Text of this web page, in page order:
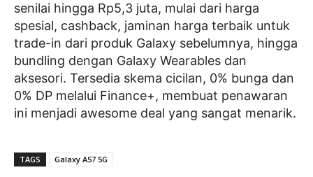
senilai hingga Rp5,3 juta, mulai dari harga
spesial, cashback, jaminan harga terbaik untuk
trade-in dari produk Galaxy sebelumnya, hingga
bundling dengan Galaxy Wearables dan
aksesori. Tersedia skema cicilan, 0% bunga dan
0% DP melalui Finance+, membuat penawaran
ini menjadi awesome deal yang sangat menarik.
TAGS Galaxy A57 5G